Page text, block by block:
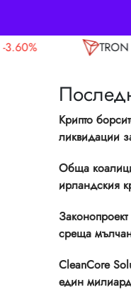
$0.33
Крипто
ликвидации
Обща
ирландския
среща
CleanCore
един